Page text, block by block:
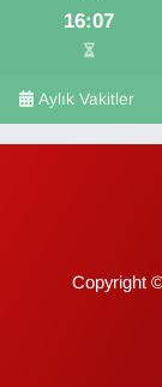
16:07
Aylık Vakitler
Copyright